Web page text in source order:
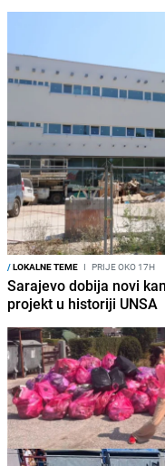
/LOKALNE TEME I PRIJE OKO 17H
Sarajevo dobija novi
projekt u historiji UNSA